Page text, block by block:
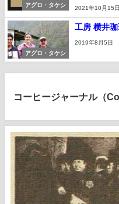
アグロ・タケシ
2021年10月15日
アグロ・タケシ
工房 横井
2019年8月5日
コーヒージャーナル（